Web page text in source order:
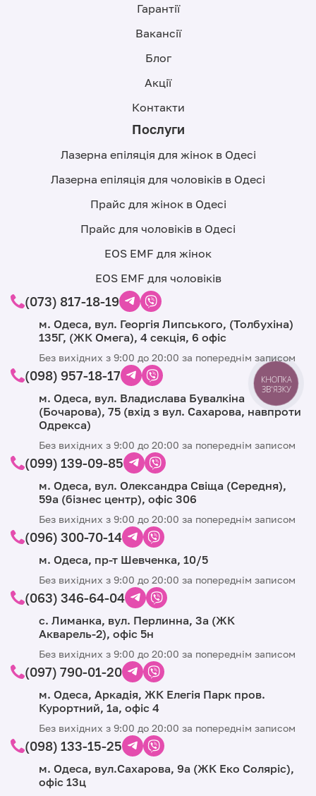
Гарантії
Вакансії
Блог
Акції
Контакти
Послуги
Лазерна епіляція для жінок в Одесі
Лазерна епіляція для чоловіків в Одесі
Прайс для жінок в Одесі
Прайс для чоловіків в Одесі
EOS EMF для жінок
EOS EMF для чоловіків
(073) 817-18-19
м. Одеса, вул. Георгія Липського, (Толбухіна)
135Г, (ЖК Омега), 4 секція, 6 офіс
Без вихідних з 9:00 до 20:00 за попереднім записом
(098) 957-18-17
м. Одеса, вул. Владислава Бувалкіна
(Бочарова), 75 (вхід з вул. Сахарова, навпроти
Одрекса)
Без вихідних з 9:00 до 20:00 за попереднім записом
(099) 139-09-85
м. Одеса, вул. Олександра Свіща (Середня),
59а (бізнес центр), офіс 306
Без вихідних з 9:00 до 20:00 за попереднім записом
(096) 300-70-14
м. Одеса, пр-т Шевченка, 10/5
Без вихідних з 9:00 до 20:00 за попереднім записом
(063) 346-64-04
с. Лиманка, вул. Перлинна, 3а (ЖК
Акварель-2), офіс 5н
Без вихідних з 9:00 до 20:00 за попереднім записом
(097) 790-01-20
м. Одеса, Аркадія, ЖК Елегія Парк пров.
Курортний, 1а, офіс 4
Без вихідних з 9:00 до 20:00 за попереднім записом
(098) 133-15-25
м. Одеса, вул.Сахарова, 9а (ЖК Еко Соляріс),
офіс 13ц
КНОПКА
ЗВ'ЯЗКУ